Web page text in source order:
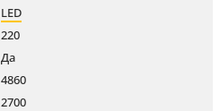
LED
220
Да
4860
2700